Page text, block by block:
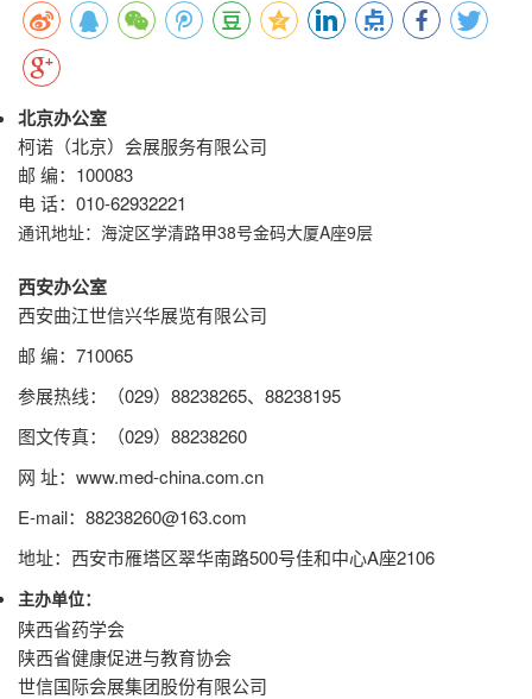
北京办公室
柯诺（北京）会展服务有限公司
邮 编：100083
电 话：010-62932221
通讯地址： 海淀区学清路甲38号金码大厦A座9层
西安办公室
西安曲江世信兴华展览有限公司
邮 编：710065
参展热线：（029）88238265、88238195
图文传真：（029）88238260
网 址：www.med-china.com.cn
E-mail：88238260@163.com
地址：西安市雁塔区翠华南路500号佳和中心A座2106
主办单位：
陕西省药学会
陕西省健康促进与教育协会
世信国际会展集团股份有限公司